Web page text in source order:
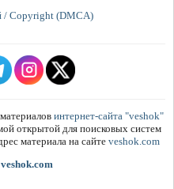
/ Copyright (DMCA)
интернет-сайта "veshok"
открытой для поисковых систем
материала на сайте veshok.com
veshok.com